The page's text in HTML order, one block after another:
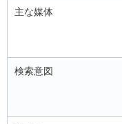
主な媒体
検索意図